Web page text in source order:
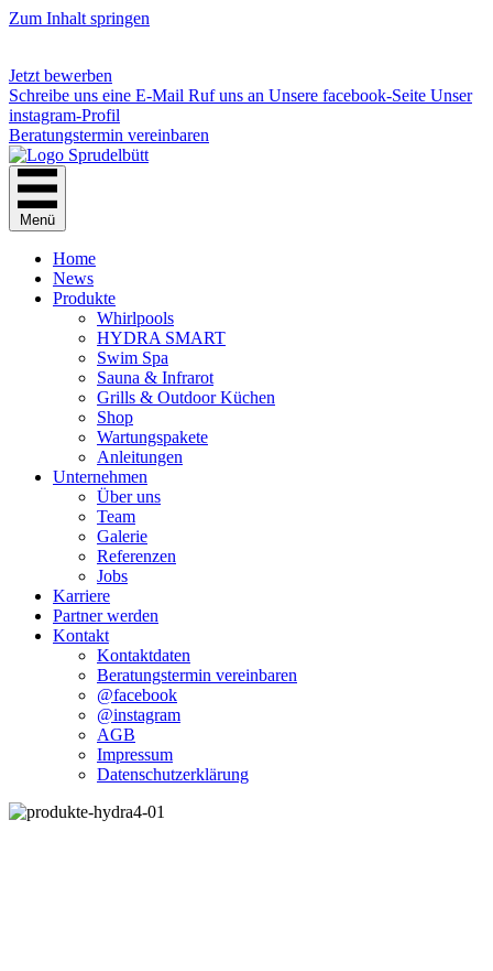
Zum Inhalt springen
Jetzt bewerben
Schreibe uns eine E-Mail Ruf uns an Unsere facebook-Seite Unser
instagram-Profil
Beratungstermin vereinbaren
Menü
Home
News
Produkte
Whirlpools
HYDRA SMART
Swim Spa
Sauna & Infrarot
Grills & Outdoor Küchen
Shop
Wartungspakete
Anleitungen
Unternehmen
Über uns
Team
Galerie
Referenzen
Jobs
Karriere
Partner werden
Kontakt
Kontaktdaten
Beratungstermin vereinbaren
@facebook
@instagram
AGB
Impressum
Datenschutzerklärung